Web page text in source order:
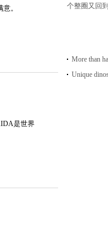
。
是世界
个整圈又回
More than
Unique